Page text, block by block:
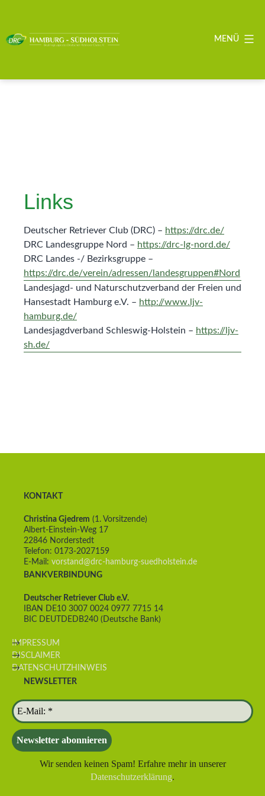
springen
MENÜ
Links
Deutscher Retriever Club (DRC) – https://drc.de/
DRC Landesgruppe Nord – https://drc-lg-nord.de/
DRC Landes -/ Bezirksgruppe –
https://drc.de/verein/adressen/landesgruppen#Nord
Landesjagd- und Naturschutzverband der Freien und
Hansestadt Hamburg e.V. – http://www.ljv-
hamburg.de/
Landesjagdverband Schleswig-Holstein – https://ljv-
sh.de/
KONTAKT
Christina Gjedrem (1. Vorsitzende)
Albert-Einstein-Weg 17
22846 Norderstedt
Telefon: 0173-2027159
E-Mail: vorstand@drc-hamburg-suedholstein.de
BANKVERBINDUNG
Deutscher Retriever Club e.V.
IBAN DE10 3007 0024 0977 7715 14
BIC DEUTDEDB240 (Deutsche Bank)
IMPRESSUM
DISCLAIMER
DATENSCHUTZHINWEIS
NEWSLETTER
Wir senden keinen Spam! Erfahre mehr in unserer
Datenschutzerklärung.